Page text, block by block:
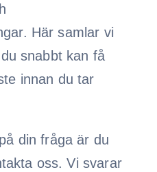
Här samlar vi
snabbt kan få
innan du tar
din fråga är du
oss. Vi svarar